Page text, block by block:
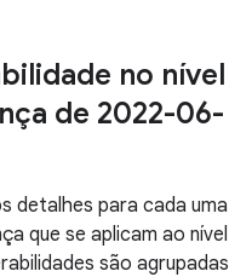
no nível
de 2022-06-
detalhes para cada uma
que se aplicam ao nível
são agrupadas